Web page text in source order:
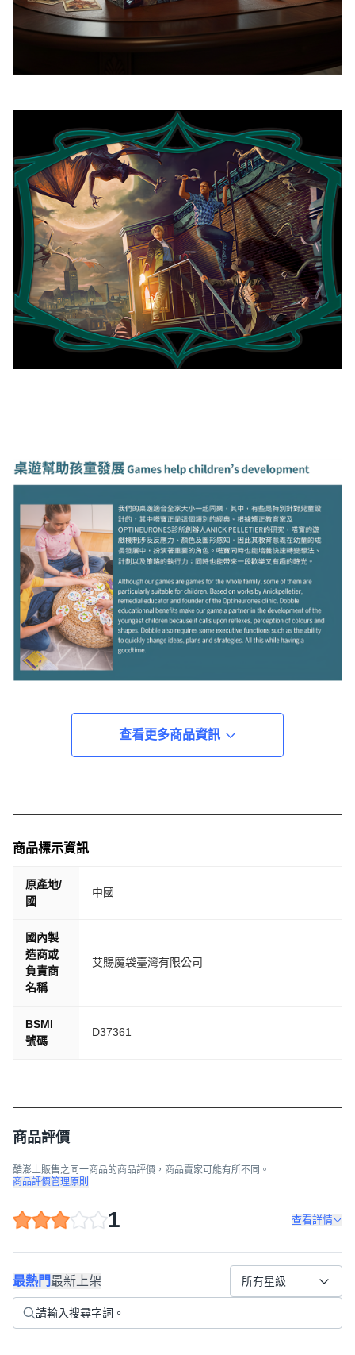
查看更多商品資訊
商品標示資訊
原產地/
國
中國
國內製
造商或
負責商
名稱
艾賜魔袋臺灣有限公司
BSMI
號碼
D37361
商品評價
酷澎上販售之同一商品的商品評價，商品賣家可能有所不同。
商品評價管理原則
1 查看詳情
最熱門最新上架 所有星級